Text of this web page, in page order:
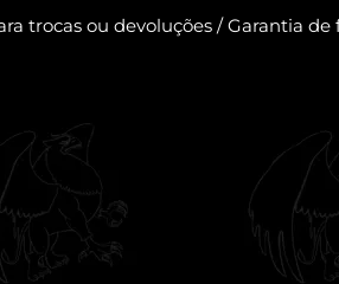
trocas ou devoluções / Garantia de